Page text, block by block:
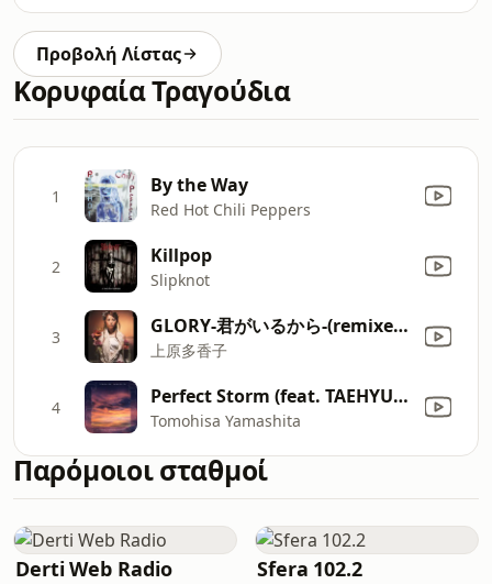
Προβολή Λίστας
Κορυφαία Τραγούδια
1 By the Way
Red Hot Chili Peppers
2 Killpop
Slipknot
3 GLORY-君がいるから-(remixed by D.M.X.)
上原多香子
4 Perfect Storm (feat. TAEHYUN of TOMORROW X TOGETHER)
Tomohisa Yamashita
Παρόμοιοι σταθμοί
Derti Web Radio Sfera 102.2